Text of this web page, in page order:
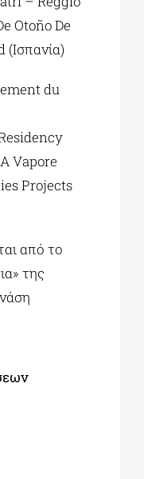
Otoño De
du
Vapore
Projects
από το
της